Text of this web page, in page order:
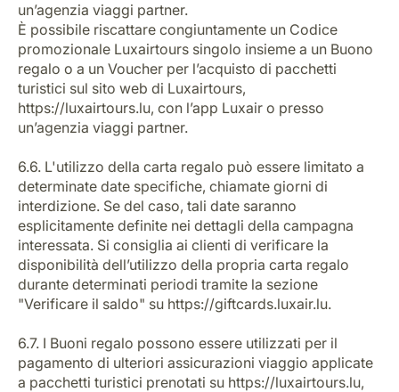
un’agenzia viaggi partner.
È possibile riscattare congiuntamente un Codice
promozionale Luxairtours singolo insieme a un Buono
regalo o a un Voucher per l’acquisto di pacchetti
turistici sul sito web di Luxairtours,
https://luxairtours.lu, con l’app Luxair o presso
un’agenzia viaggi partner.
6.6. L'utilizzo della carta regalo può essere limitato a
determinate date specifiche, chiamate giorni di
interdizione. Se del caso, tali date saranno
esplicitamente definite nei dettagli della campagna
interessata. Si consiglia ai clienti di verificare la
disponibilità dell’utilizzo della propria carta regalo
durante determinati periodi tramite la sezione
"Verificare il saldo" su https://giftcards.luxair.lu.
6.7. I Buoni regalo possono essere utilizzati per il
pagamento di ulteriori assicurazioni viaggio applicate
a pacchetti turistici prenotati su https://luxairtours.lu,